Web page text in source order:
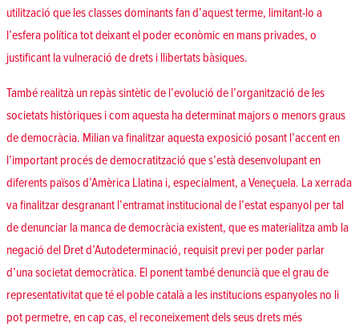
utilització que les classes dominants fan d’aquest terme, limitant-lo a
l’esfera política tot deixant el poder econòmic en mans privades, o
justificant la vulneració de drets i llibertats bàsiques.
També realitzà un repàs sintètic de l’evolució de l’organització de les
societats històriques i com aquesta ha determinat majors o menors graus
de democràcia. Milian va finalitzar aquesta exposició posant l’accent en
l’important procés de democratització que s’està desenvolupant en
diferents països d’Amèrica Llatina i, especialment, a Veneçuela. La xerrada
va finalitzar desgranant l’entramat institucional de l’estat espanyol per tal
de denunciar la manca de democràcia existent, que es materialitza amb la
negació del Dret d’Autodeterminació, requisit previ per poder parlar
d’una societat democràtica. El ponent també denuncià que el grau de
representativitat que té el poble català a les institucions espanyoles no li
pot permetre, en cap cas, el reconeixement dels seus drets més